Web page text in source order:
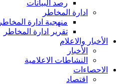
رصد البيانات
ادارة المخاطر
منهجية ادارة المخاطر
تقرير ادارة المخاطر
الأخبار والاعلام
الأخبار
النشاطات الاعلامية
الاحصاءات
اقتصاد